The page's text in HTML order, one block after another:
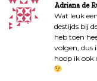
Adriana de
Wat leuk
destijds bij
heb toen
volgen, dus
hoop ik ook